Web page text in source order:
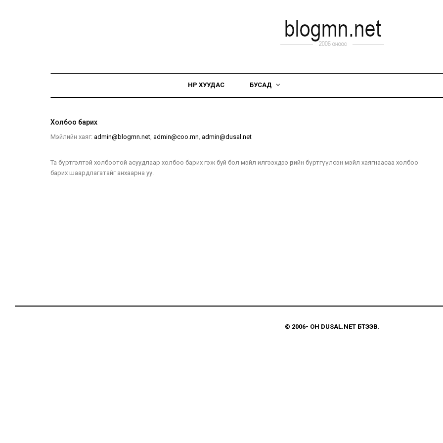
НҮҮР ХУУДАС БУСАД
Холбоо барих
Мэйлийн хаяг: admin@blogmn.net, admin@coo.mn, admin@dusal.net
Та бүртгэлтэй холбоотой асуудлаар холбоо барих гэж буй бол мэйл илгээхдээ өөрийн бүртгүүлсэн мэйл хаягнаасаа холбоо
барих шаардлагатайг анхаарна уу.
© 2006- ОН DUSAL.NET БҮТЭЭВ.